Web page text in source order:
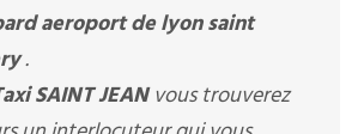
aeroport de lyon saint
.
SAINT JEANvous trouverez